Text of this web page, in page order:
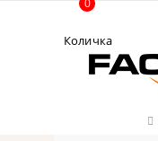
Количка
0